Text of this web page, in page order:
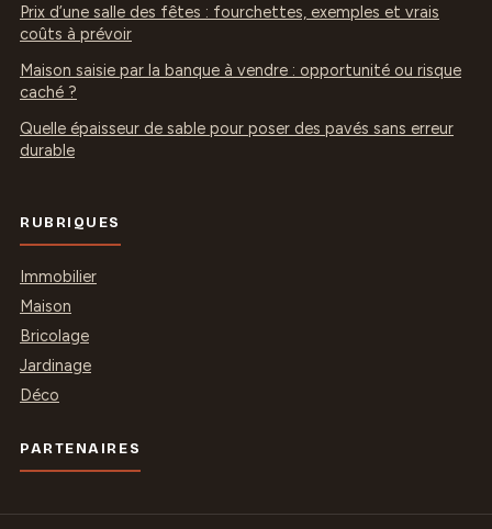
Prix d’une salle des fêtes : fourchettes, exemples et vrais
coûts à prévoir
Maison saisie par la banque à vendre : opportunité ou risque
caché ?
Quelle épaisseur de sable pour poser des pavés sans erreur
durable
RUBRIQUES
Immobilier
Maison
Bricolage
Jardinage
Déco
PARTENAIRES